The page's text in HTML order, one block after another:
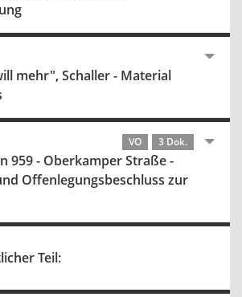
mehr", Schaller - Material
VO 3 Dok.
959 - Oberkamper Straße -
Offenlegungsbeschluss zur
Teil: